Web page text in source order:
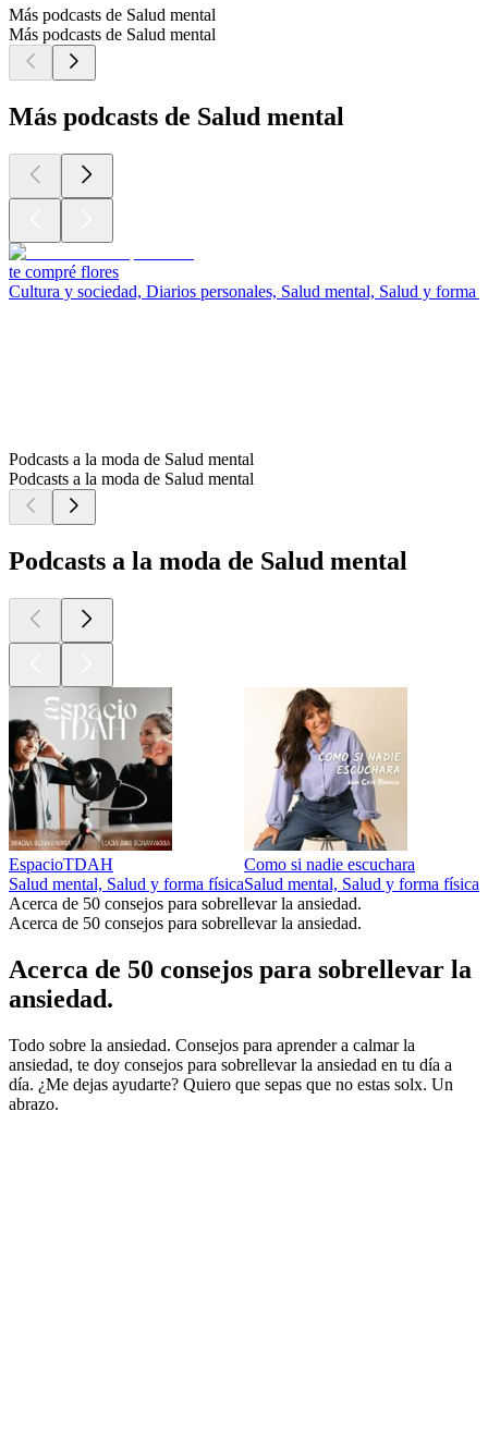
Más podcasts de Salud mental
Más podcasts de Salud mental
Más podcasts de Salud mental
te compré flores
Cultura y sociedad, Diarios personales, Salud mental, Salud y forma
Podcasts a la moda de Salud mental
Podcasts a la moda de Salud mental
Podcasts a la moda de Salud mental
EspacioTDAH
Salud mental, Salud y forma física
Como si nadie escuchara
Salud mental, Salud y forma física
Acerca de 50 consejos para sobrellevar la ansiedad.
Acerca de 50 consejos para sobrellevar la ansiedad.
Acerca de 50 consejos para sobrellevar la
ansiedad.
Todo sobre la ansiedad. Consejos para aprender a calmar la
ansiedad, te doy consejos para sobrellevar la ansiedad en tu día a
día. ¿Me dejas ayudarte? Quiero que sepas que no estas solx. Un
abrazo.